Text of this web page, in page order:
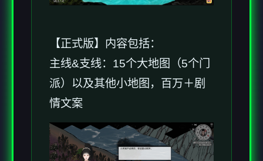
【正式版】内容包括：
主线&支线：15个大地图（5个门
派）以及其他小地图，百万＋剧
情文案